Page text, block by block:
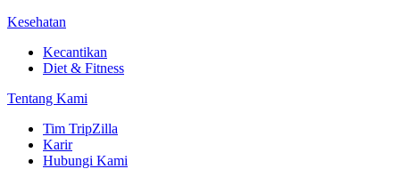
Kesehatan
Kecantikan
Diet & Fitness
Tentang Kami
Tim TripZilla
Karir
Hubungi Kami